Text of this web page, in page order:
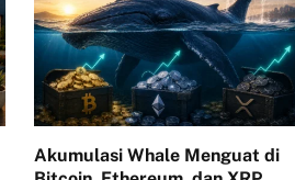
Akumulasi Whale Menguat di